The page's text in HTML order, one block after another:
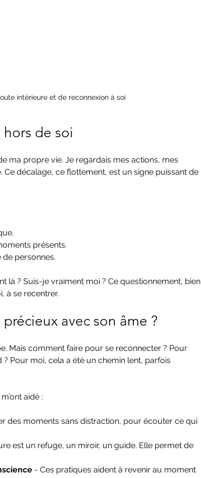
intérieure et de reconnexion à soi
hors de soi
ma propre vie. Je regardais mes actions, mes
décalage, ce flottement, est un signe puissant de
présents.
de personnes.
là ? Suis-je vraiment moi ? Ce questionnement, bien
à se recentrer.
avec son âme ?
Mais comment faire pour se reconnecter ? Pour
Pour moi, cela a été un chemin lent, parfois
aidé :
des moments sans distraction, pour écouter ce qui
est un refuge, un miroir, un guide. Elle permet de
- Ces pratiques aident à revenir au moment